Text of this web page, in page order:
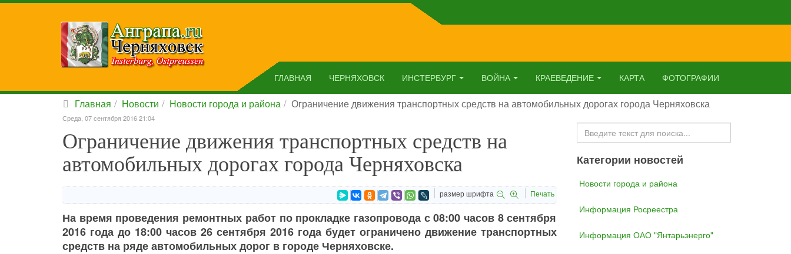
ГЛАВНАЯ ЧЕРНЯХОВСК ИНСТЕРБУРГ ВОЙНА КРАЕВЕДЕНИЕ КАРТА ФОТОГРАФИИ
Главная Новости Новости города и района Ограничение движения транспортных средств на автомобильных дорогах города Черняховска
Среда, 07 сентября 2016 21:04
Ограничение движения транспортных средств на
автомобильных дорогах города Черняховска
размер шрифта Печать
На время проведения ремонтных работ по прокладке газопровода с 08:00 часов 8 сентября
2016 года до 18:00 часов 26 сентября 2016 года будет ограничено движение транспортных
средств на ряде автомобильных дорог в городе Черняховске.
Искать...
Категории новостей
Новости города и района
Информация Росреестра
Информация ОАО "Янтарьэнерго"